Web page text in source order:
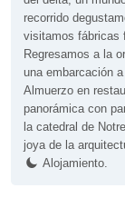
recorrido
visitamos fábricas
Regresamos a la
una embarcación
Almuerzo en
panorámica con
la catedral de
joya de la
Alojamiento.